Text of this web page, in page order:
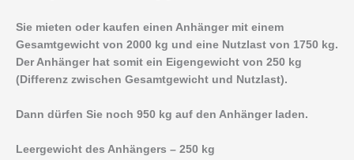
Sie mieten oder kaufen einen Anhänger mit einem
Gesamtgewicht von 2000 kg und eine Nutzlast von 1750 kg.
Der Anhänger hat somit ein Eigengewicht von 250 kg
(Differenz zwischen Gesamtgewicht und Nutzlast).
Dann dürfen Sie noch 950 kg auf den Anhänger laden.
Leergewicht des Anhängers – 250 kg